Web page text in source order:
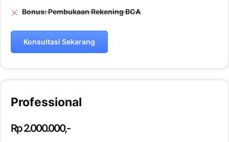
Bonus: Pembukaan Rekening BCA
Konsultasi Sekarang
Professional
Rp 2.000.000,-